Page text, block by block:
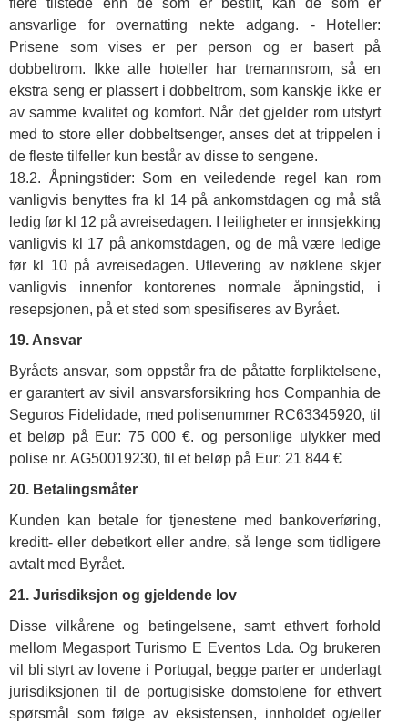
flere tilstede enn de som er bestilt, kan de som er
ansvarlige for overnatting nekte adgang. - Hoteller:
Prisene som vises er per person og er basert på
dobbeltrom. Ikke alle hoteller har tremannsrom, så en
ekstra seng er plassert i dobbeltrom, som kanskje ikke er
av samme kvalitet og komfort. Når det gjelder rom utstyrt
med to store eller dobbeltsenger, anses det at trippelen i
de fleste tilfeller kun består av disse to sengene.
18.2. Åpningstider: Som en veiledende regel kan rom
vanligvis benyttes fra kl 14 på ankomstdagen og må stå
ledig før kl 12 på avreisedagen. I leiligheter er innsjekking
vanligvis kl 17 på ankomstdagen, og de må være ledige
før kl 10 på avreisedagen. Utlevering av nøklene skjer
vanligvis innenfor kontorenes normale åpningstid, i
resepsjonen, på et sted som spesifiseres av Byrået.
19. Ansvar
Byråets ansvar, som oppstår fra de påtatte forpliktelsene,
er garantert av sivil ansvarsforsikring hos Companhia de
Seguros Fidelidade, med polisenummer RC63345920, til
et beløp på Eur: 75 000 €. og personlige ulykker med
polise nr. AG50019230, til et beløp på Eur: 21 844 €
20. Betalingsmåter
Kunden kan betale for tjenestene med bankoverføring,
kreditt- eller debetkort eller andre, så lenge som tidligere
avtalt med Byrået.
21. Jurisdiksjon og gjeldende lov
Disse vilkårene og betingelsene, samt ethvert forhold
mellom Megasport Turismo E Eventos Lda. Og brukeren
vil bli styrt av lovene i Portugal, begge parter er underlagt
jurisdiksjonen til de portugisiske domstolene for ethvert
spørsmål som følge av eksistensen, innholdet og/eller